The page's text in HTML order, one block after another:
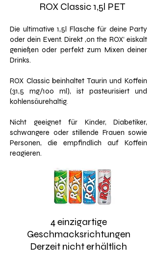
ROX Classic 1,5l PET
Die ultimative 1,5l Flasche für deine Party
oder dein Event. Direkt ‚on the ROX‘ eiskalt
genießen oder perfekt zum Mixen deiner
Drinks.
ROX Classic beinhaltet Taurin und Koffein
(31,5 mg/100 ml), ist pasteurisiert und
kohlensäurehaltig.
Nicht geeignet für Kinder, Diabetiker,
schwangere oder stillende Frauen sowie
Personen, die empfindlich auf Koffein
reagieren.
4 einzigartige
Geschmacksrichtungen
Derzeit nicht erhältlich